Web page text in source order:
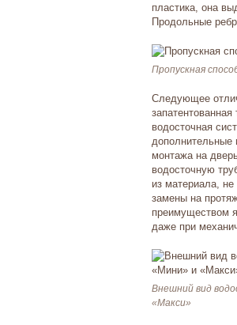
пластика, она
Продольные
Пропускная
Следующее
водосточная
дополнительные
монтажа на
водосточную
из материала,
замены на
преимуществом
даже при
Внешний вид
«Макси»